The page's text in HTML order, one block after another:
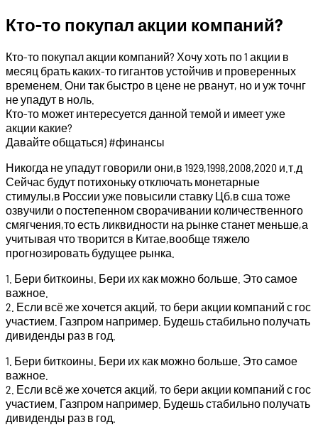
Кто-то покупал акции компаний?
Кто-то покупал акции компаний? Хочу хоть по 1 акции в
месяц брать каких-то гигантов устойчив и проверенных
временем. Они так быстро в цене не рванут, но и уж точнг
не упадут в ноль.
Кто-то может интересуется данной темой и имеет уже
акции какие?
Давайте общаться) #финансы
Никогда не упадут говорили они,в 1929,1998,2008,2020 и.т.д
Сейчас будут потихоньку отключать монетарные
стимулы,в России уже повысили ставку Цб,в сша тоже
озвучили о постепенном сворачивании количественного
смягчения,то есть ликвидности на рынке станет меньше,а
учитывая что творится в Китае,вообще тяжело
прогнозировать будущее рынка.
1. Бери биткоины. Бери их как можно больше. Это самое
важное.
2. Если всё же хочется акций, то бери акции компаний с гос
участием. Газпром например. Будешь стабильно получать
дивиденды раз в год.
1. Бери биткоины. Бери их как можно больше. Это самое
важное.
2. Если всё же хочется акций, то бери акции компаний с гос
участием. Газпром например. Будешь стабильно получать
дивиденды раз в год.